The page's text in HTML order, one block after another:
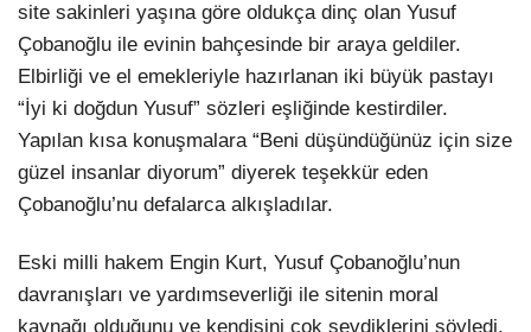
site sakinleri yaşına göre oldukça dinç olan Yusuf
Çobanoğlu ile evinin bahçesinde bir araya geldiler.
Elbirliği ve el emekleriyle hazırlanan iki büyük pastayı
“İyi ki doğdun Yusuf” sözleri eşliğinde kestirdiler.
Yapılan kısa konuşmalara “Beni düşündüğünüz için size
güzel insanlar diyorum” diyerek teşekkür eden
Çobanoğlu’nu defalarca alkışladılar.
Eski milli hakem Engin Kurt, Yusuf Çobanoğlu’nun
davranışları ve yardımseverliği ile sitenin moral
kaynağı olduğunu ve kendisini çok sevdiklerini söyledi.